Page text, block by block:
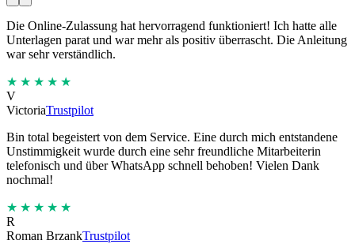
Die Online-Zulassung hat hervorragend funktioniert! Ich hatte alle
Unterlagen parat und war mehr als positiv überrascht. Die Anleitung
war sehr verständlich.
★★★★★
V
VictoriaTrustpilot
Bin total begeistert von dem Service. Eine durch mich entstandene
Unstimmigkeit wurde durch eine sehr freundliche Mitarbeiterin
telefonisch und über WhatsApp schnell behoben! Vielen Dank
nochmal!
★★★★★
R
Roman BrzankTrustpilot